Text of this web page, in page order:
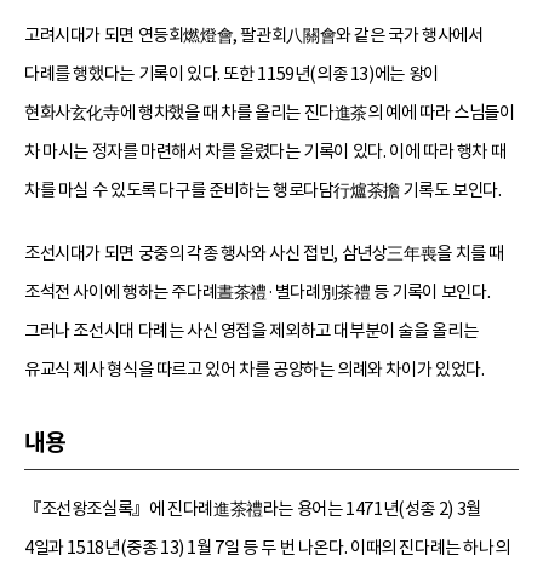
고려시대가 되면 연등회燃燈會, 팔관회八關會와 같은 국가 행사에서
다례를 행했다는 기록이 있다. 또한 1159년(의종 13)에는 왕이
현화사玄化寺에 행차했을 때 차를 올리는 진다進茶의 예에 따라 스님들이
차 마시는 정자를 마련해서 차를 올렸다는 기록이 있다. 이에 따라 행차 때
차를 마실 수 있도록 다구를 준비하는 행로다담行爐茶擔 기록도 보인다.
조선시대가 되면 궁중의 각종 행사와 사신 접빈, 삼년상三年喪을 치를 때
조석전 사이에 행하는 주다례晝茶禮·별다례別茶禮 등 기록이 보인다.
그러나 조선시대 다례는 사신 영접을 제외하고 대부분이 술을 올리는
유교식 제사 형식을 따르고 있어 차를 공양하는 의례와 차이가 있었다.
내용
『조선왕조실록』에 진다례進茶禮라는 용어는 1471년(성종 2) 3월
4일과 1518년(중종 13) 1월 7일 등 두 번 나온다. 이때의 진다례는 하나의